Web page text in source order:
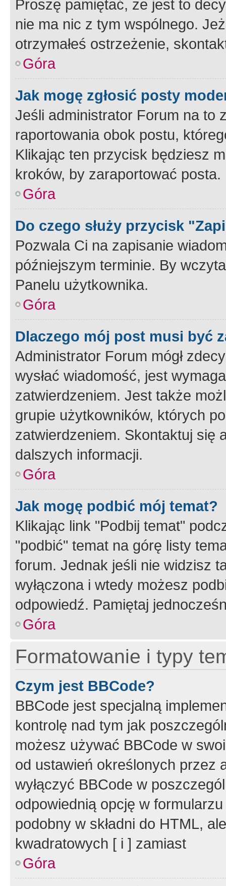
Proszę pamiętać, że jest to
nie ma nic z tym wspólnego.
otrzymałeś ostrzeżenie,
Góra
Jak mogę zgłosić posty
Jeśli administrator Forum na to
raportowania obok postu,
Klikając ten przycisk będziesz
kroków, by zaraportować posta.
Góra
Do czego służy przycisk
Pozwala Ci na zapisanie
późniejszym terminie. By
Panelu użytkownika.
Góra
Dlaczego mój post musi być
Administrator Forum mógł
wysłać wiadomość, jest
zatwierdzeniem. Jest także
grupie użytkowników, których
zatwierdzeniem. Skontaktuj się
dalszych informacji.
Góra
Jak mogę podbić mój temat?
Klikając link "Podbij temat"
"podbić" temat na górę listy
forum. Jednak jeśli nie widzisz
wyłączona i wtedy możesz
odpowiedź. Pamiętaj
Góra
Formatowanie i typy
Czym jest BBCode?
BBCode jest specjalną
kontrolę nad tym jak
możesz używać BBCode w
od ustawień określonych przez
wyłączyć BBCode w
odpowiednią opcję w
podobny w składni do HTML,
kwadratowych [ i ] zamiast
Góra